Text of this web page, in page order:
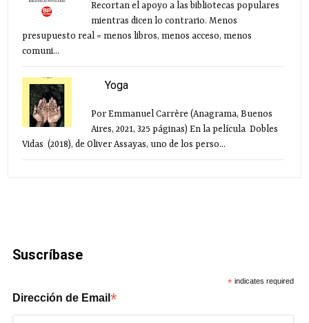
Recortan el apoyo a las bibliotecas populares
mientras dicen lo contrario. Menos
presupuesto real = menos libros, menos acceso, menos
comuni...
Yoga
Por Emmanuel Carrère (Anagrama, Buenos
Aires, 2021, 325 páginas) En la película Dobles
Vidas (2018), de Oliver Assayas, uno de los perso...
Suscríbase
* indicates required
Dirección de Email*